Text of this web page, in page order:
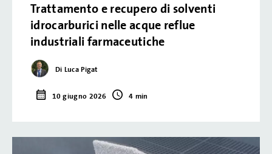
Trattamento e recupero di solventi
idrocarburici nelle acque reflue
industriali farmaceutiche
Di Luca Pigat
10 giugno 2026 4 min